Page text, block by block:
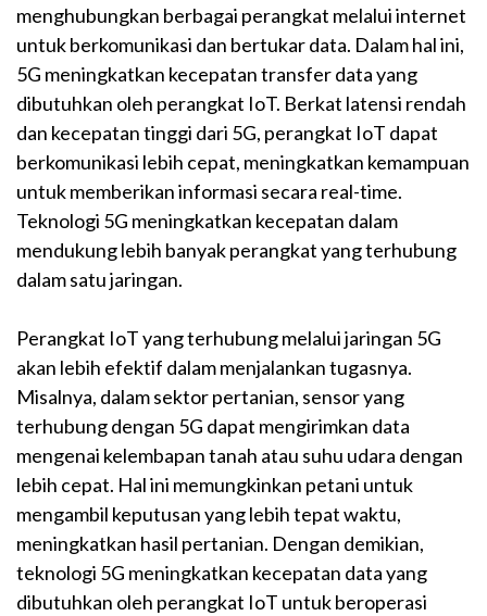
menghubungkan berbagai perangkat melalui internet
untuk berkomunikasi dan bertukar data. Dalam hal ini,
5G meningkatkan kecepatan transfer data yang
dibutuhkan oleh perangkat IoT. Berkat latensi rendah
dan kecepatan tinggi dari 5G, perangkat IoT dapat
berkomunikasi lebih cepat, meningkatkan kemampuan
untuk memberikan informasi secara real-time.
Teknologi 5G meningkatkan kecepatan dalam
mendukung lebih banyak perangkat yang terhubung
dalam satu jaringan.
Perangkat IoT yang terhubung melalui jaringan 5G
akan lebih efektif dalam menjalankan tugasnya.
Misalnya, dalam sektor pertanian, sensor yang
terhubung dengan 5G dapat mengirimkan data
mengenai kelembapan tanah atau suhu udara dengan
lebih cepat. Hal ini memungkinkan petani untuk
mengambil keputusan yang lebih tepat waktu,
meningkatkan hasil pertanian. Dengan demikian,
teknologi 5G meningkatkan kecepatan data yang
dibutuhkan oleh perangkat IoT untuk beroperasi